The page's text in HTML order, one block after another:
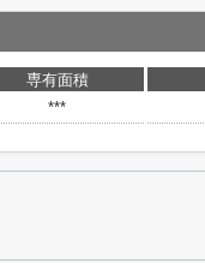
専有面積
***